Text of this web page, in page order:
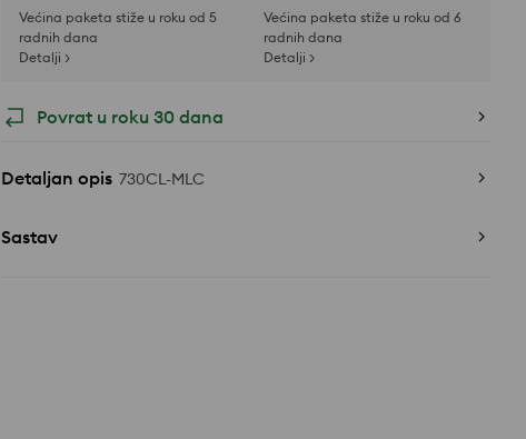
Većina paketa stiže u roku od 5
radnih dana
Detalji >
Većina paketa stiže u roku od 6
radnih dana
Detalji >
Povrat u roku 30 dana
Detaljan opis 730CL-MLC
Sastav